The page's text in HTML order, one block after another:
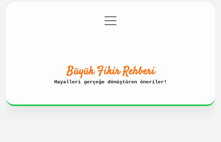
Gizlilik Politikası
menüyü
aç
Büyük Fikir Rehberi
Hayalleri gerçeğe dönüştüren öneriler!